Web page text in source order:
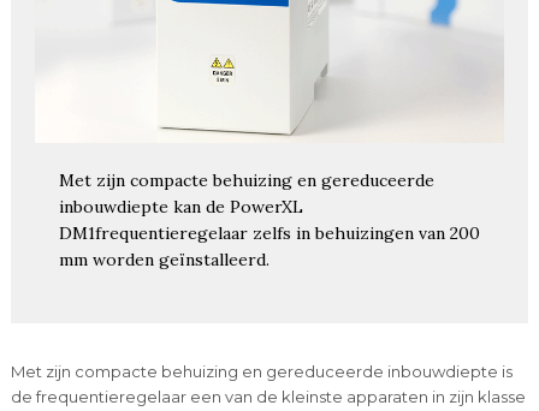
Met zijn compacte behuizing en gereduceerde
inbouwdiepte kan de PowerXL
DM1frequentieregelaar zelfs in behuizingen van 200
mm worden geïnstalleerd.
Met zijn compacte behuizing en gereduceerde inbouwdiepte is
de frequentieregelaar een van de kleinste apparaten in zijn klasse